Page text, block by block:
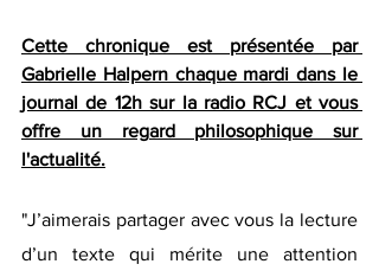
Cette chronique est présentée par
Gabrielle Halpern chaque mardi dans le
journal de 12h sur la radio RCJ et vous
offre un regard philosophique sur
l'actualité.
"J’aimerais partager avec vous la lecture
d’un texte qui mérite une attention